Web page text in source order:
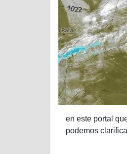
en este portal
podemos